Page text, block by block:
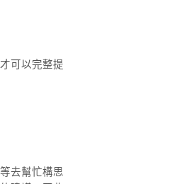
可以完整提
去幫忙構思